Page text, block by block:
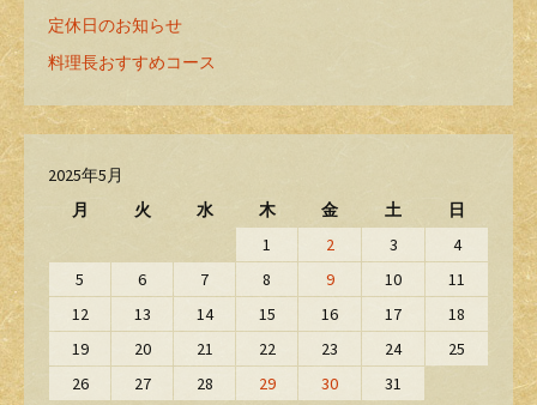
定休日のお知らせ
料理長おすすめコース
2025年5月
月
火 水 木 金 土 日
1 2 3
4
5
6 7 8 9 10
11
12
13 14 15 16 17
18
19
20 21 22 23 24
25
26
27 28 29 30 31